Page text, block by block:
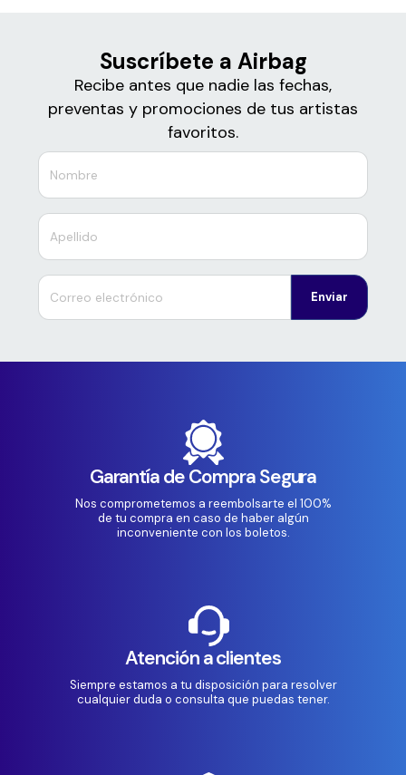
Suscríbete a Airbag
Recibe antes que nadie las fechas,
preventas y promociones de tus artistas
favoritos.
Enviar
Garantía de Compra Segura
Nos comprometemos a reembolsarte el 100%
de tu compra en caso de haber algún
inconveniente con los boletos.
Atención a clientes
Siempre estamos a tu disposición para resolver
cualquier duda o consulta que puedas tener.